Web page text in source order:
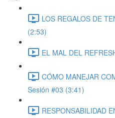
LOS REGALOS DE
(2:53)
EL MAL DEL
CÓMO MANEJAR
Sesión #03 (3:41)
RESPONSABILIDAD